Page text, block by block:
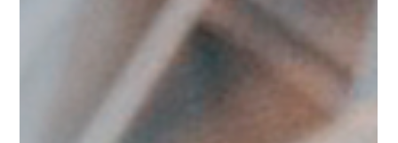
emocionarnos. Y este mes, el Top 5 ha estado
especialmente potente.